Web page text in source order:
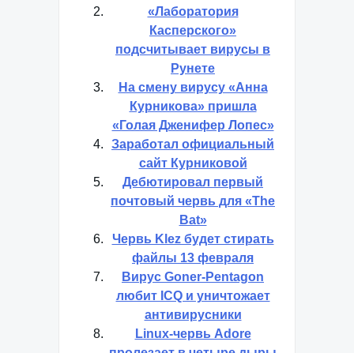
«Лаборатория
Касперского»
подсчитывает вирусы в
Рунете
На смену вирусу «Анна
Курникова» пришла
«Голая Дженифер Лопес»
Заработал официальный
сайт Курниковой
Дебютировал первый
почтовый червь для «The
Bat»
Червь Klez будет стирать
файлы 13 февраля
Вирус Goner-Pentagon
любит ICQ и уничтожает
антивирусники
Linux-червь Adore